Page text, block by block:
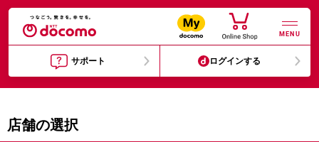
MENU
サポート ログインする
店舗の選択